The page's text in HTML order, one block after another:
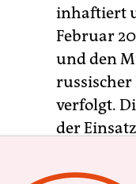
inhaftiert
Februar
und den
verfolgt.
der